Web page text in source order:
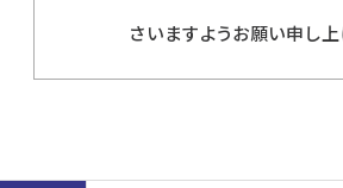
さいますようお願い申し上